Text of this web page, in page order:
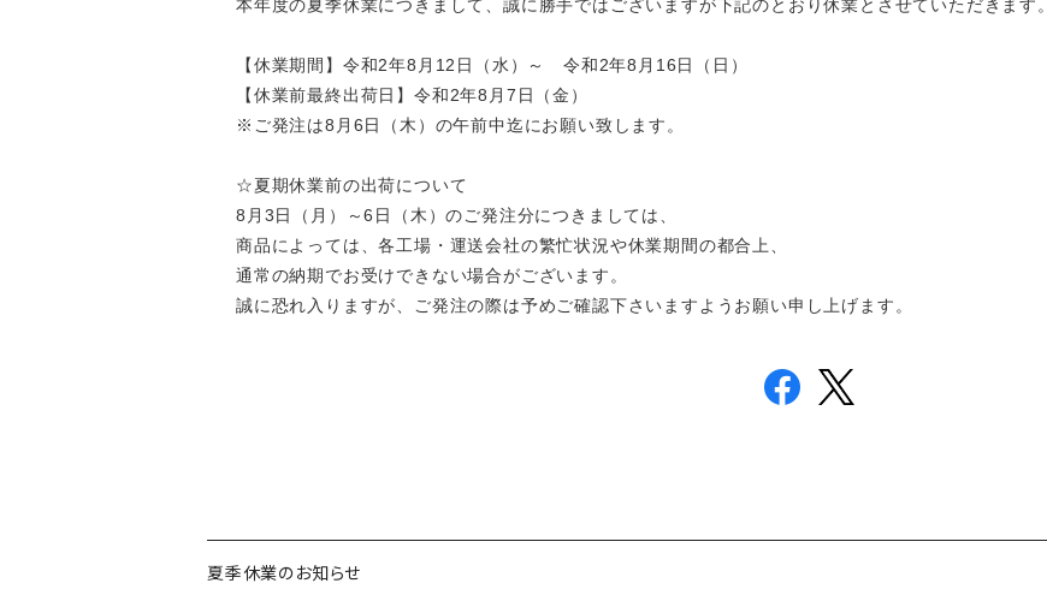
本年度の夏季休業につきまして、誠に勝手ではございますが下記のとおり休業とさせていただきます。
【休業期間】令和2年8月12日（水）～ 令和2年8月16日（日）
【休業前最終出荷日】令和2年8月7日（金）
※ご発注は8月6日（木）の午前中迄にお願い致します。
☆夏期休業前の出荷について
8月3日（月）～6日（木）のご発注分につきましては、
商品によっては、各工場・運送会社の繁忙状況や休業期間の都合上、
通常の納期でお受けできない場合がございます。
誠に恐れ入りますが、ご発注の際は予めご確認下さいますようお願い申し上げます。
夏季休業のお知らせ